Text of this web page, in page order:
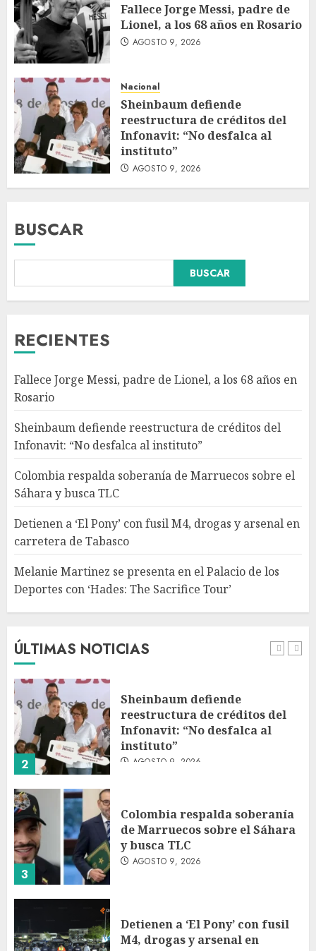
Fallece Jorge Messi, padre de
Lionel, a los 68 años en Rosario
AGOSTO 9, 2026
Nacional
Sheinbaum defiende
reestructura de créditos del
Infonavit: “No desfalca al
instituto”
AGOSTO 9, 2026
BUSCAR
BUSCAR
RECIENTES
Fallece Jorge Messi, padre de Lionel, a los 68 años en
Rosario
Sheinbaum defiende reestructura de créditos del
Infonavit: “No desfalca al instituto”
Colombia respalda soberanía de Marruecos sobre el
Sáhara y busca TLC
Detienen a ‘El Pony’ con fusil M4, drogas y arsenal en
carretera de Tabasco
Melanie Martinez se presenta en el Palacio de los
Deportes con ‘Hades: The Sacrifice Tour’
ÚLTIMAS NOTICIAS
Colombia respalda soberanía
de Marruecos sobre el Sáhara
4
Detienen a ‘El Pony’ con fusil
M4, drogas y arsenal en
5
Melanie Martinez se presenta
con ‘Hades: The Sacrifice Tour’
AGOSTO 9, 2026
1
Lionel, a los 68 años en Rosario
2
Sheinbaum defiende
reestructura de créditos del
Infonavit: “No desfalca al
instituto”
AGOSTO 9, 2026
3
Colombia respalda soberanía
de Marruecos sobre el Sáhara
y busca TLC
AGOSTO 9, 2026
Detienen a ‘El Pony’ con fusil
M4, drogas y arsenal en